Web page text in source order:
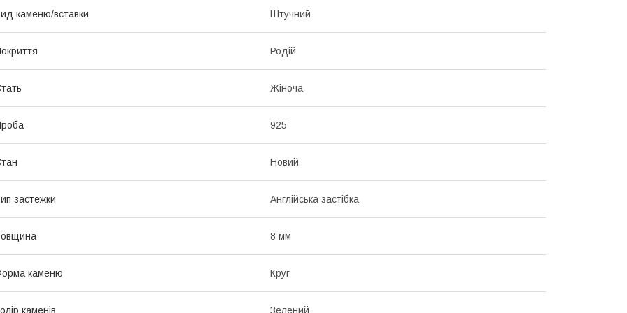
каменю/вставки Штучний
Родій
Жіноча
925
Новий
застежки Англійська застібка
8 мм
каменю Круг
каменів Зелений